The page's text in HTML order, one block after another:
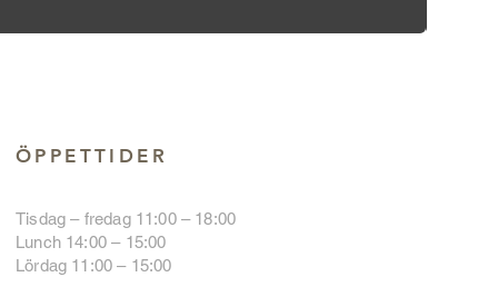
ÖPPETTIDER
Tisdag – fredag 11:00 – 18:00
Lunch 14:00 – 15:00
Lördag 11:00 – 15:00